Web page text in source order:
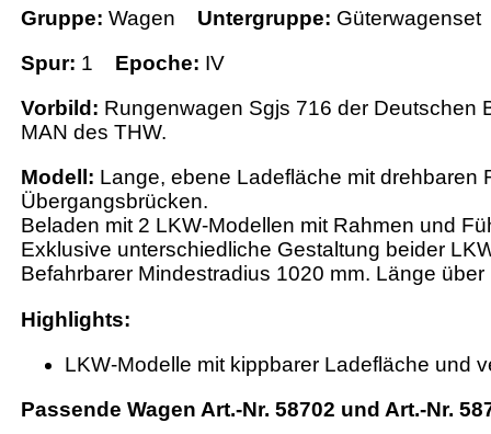
Gruppe: Wagen Untergruppe: Güterwagenset
Spur: 1 Epoche: IV
Vorbild: Rungenwagen Sgjs 716 der Deutschen
MAN des THW.
Modell: Lange, ebene Ladefläche mit drehbaren
Übergangsbrücken.
Beladen mit 2 LKW-Modellen mit Rahmen und
Exklusive unterschiedliche Gestaltung beider
Befahrbarer Mindestradius 1020 mm. Länge über
Highlights:
LKW-Modelle mit kippbarer Ladefläche und
Passende Wagen Art.-Nr. 58702 und Art.-Nr.